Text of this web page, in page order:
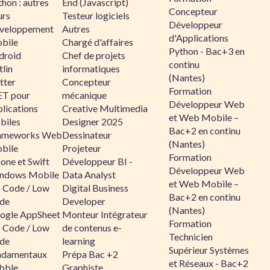
pour
Web
et Swift
Mobile
/ Low
AppSheet
/ Low
Testeur logiciels
Autres
Chargé d'affaires
Chef de projets
informatiques
Concepteur
mécanique
Creative Multimedia
Designer 2025
Dessinateur
Projeteur
Développeur BI -
Data Analyst
Digital Business
Developer
Monteur Intégrateur
de contenus e-
learning
Prépa Bac +2
Graphiste
Concepteur
Développeur
d'Applications
Python - Bac+3 en
continu
(Nantes)
Formation
Développeur Web
et Web Mobile –
Bac+2 en continu
(Nantes)
Formation
Développeur Web
et Web Mobile –
Bac+2 en continu
(Nantes)
Formation
Technicien
Supérieur Systèmes
et Réseaux - Bac+2